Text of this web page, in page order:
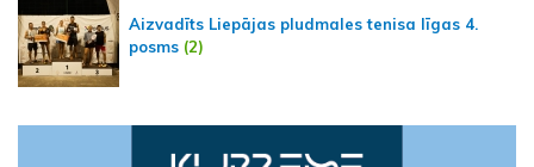
Aizvadīts Liepājas pludmales tenisa līgas 4.
posms (2)